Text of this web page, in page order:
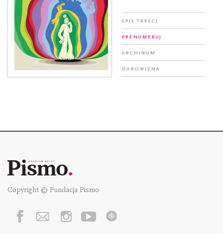
Spis treści
Prenumeruj
Archiwum
Darowizna
Copyright © Fundacja Pismo